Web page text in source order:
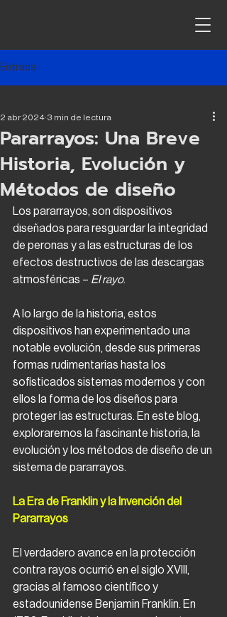
Entrada
CAPEX
Pararrayos: Una Breve
Historia, Evolución y
Métodos de diseño
2 abr 2024 3 min de lectura
Los pararrayos, son dispositivos
diseñados para resguardar la integridad
de peronas y a las estructuras de los
efectos destructivos de las descargas
atmosféricas – El rayo.
A lo largo de la historia, estos
dispositivos han experimentado una
notable evolución, desde sus primeras
formas rudimentarias hasta los
sofisticados sistemas modernos y con
ellos la forma de los diseños para
proteger las estructuras. En este blog,
exploraremos la fascinante historia, la
evolución y los métodos de diseño de un
sistema de pararrayos.
La Era de Franklin y la Invención del
Pararrayos
El verdadero avance en la protección
contra rayos ocurrió en el siglo XVIII,
gracias al famoso científico y
estadounidense Benjamin Franklin. En